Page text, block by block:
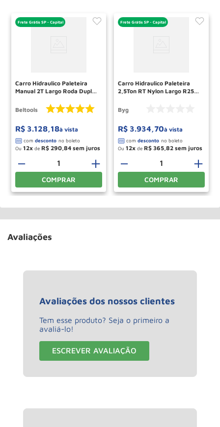
Frete Grátis SP - Capital
Carro Hidraulico Paleteira
Manual 2T Largo Roda Dupla
BELTOOLS
Beltools
R$ 3.128,18à vista
Ou 12 de R$ 290,84
＋
－
COMPRAR
Frete Grátis SP - Capital
Carro Hidraulico Paleteira
2,5Ton RT Nylon Largo R25B
Byg
R$ 3.934,70à vista
Ou 12 de R$ 365,82
＋
－
COMPRAR
Avaliações
Avaliações dos nossos clientes
Tem esse produto? Seja o primeiro a
avaliá-lo!
ESCREVER AVALIAÇÃO